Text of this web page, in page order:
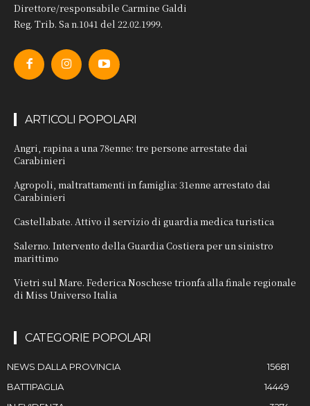
Direttore/responsabile Carmine Galdi
Reg. Trib. Sa n.1041 del 22.02.1999.
ARTICOLI POPOLARI
Angri, rapina a una 78enne: tre persone arrestate dai
Carabinieri
Agropoli, maltrattamenti in famiglia: 31enne arrestato dai
Carabinieri
Castellabate. Attivo il servizio di guardia medica turistica
Salerno. Intervento della Guardia Costiera per un sinistro
marittimo
Vietri sul Mare. Federica Noschese trionfa alla finale regionale
di Miss Universo Italia
CATEGORIE POPOLARI
NEWS DALLA PROVINCIA
15681
BATTIPAGLIA
14449